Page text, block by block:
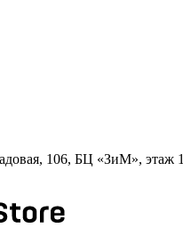
106, БЦ «ЗиМ», этаж 1